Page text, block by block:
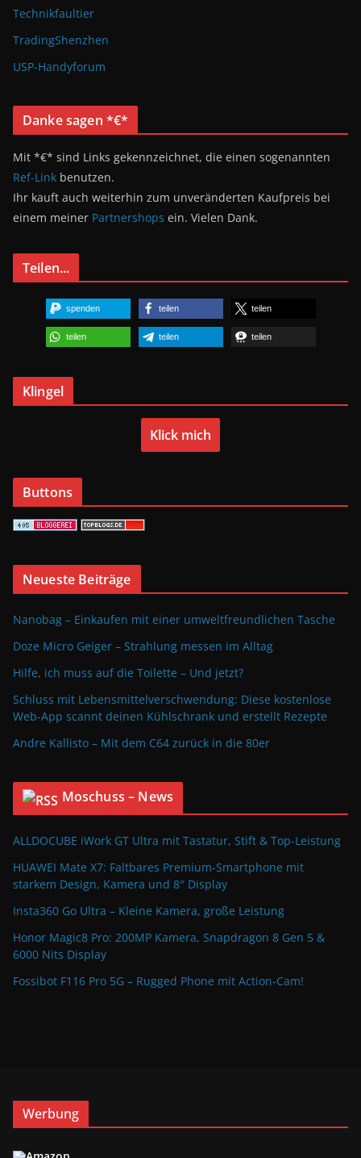
Technikfaultier
TradingShenzhen
USP-Handyforum
Danke sagen *€*
Mit *€* sind Links gekennzeichnet, die einen sogenannten
Ref-Link benutzen.
Ihr kauft auch weiterhin zum unveränderten Kaufpreis bei
einem meiner Partnershops ein. Vielen Dank.
Teilen...
spenden teilen teilen
teilen teilen teilen
Klingel
Klick mich
Buttons
Neueste Beiträge
Nanobag – Einkaufen mit einer umweltfreundlichen Tasche
Doze Micro Geiger – Strahlung messen im Alltag
Hilfe, ich muss auf die Toilette – Und jetzt?
Schluss mit Lebensmittelverschwendung: Diese kostenlose
Web-App scannt deinen Kühlschrank und erstellt Rezepte
Andre Kallisto – Mit dem C64 zurück in die 80er
Moschuss – News
ALLDOCUBE iWork GT Ultra mit Tastatur, Stift & Top-Leistung
HUAWEI Mate X7: Faltbares Premium-Smartphone mit
starkem Design, Kamera und 8″ Display
Insta360 Go Ultra – Kleine Kamera, große Leistung
Honor Magic8 Pro: 200MP Kamera, Snapdragon 8 Gen 5 &
6000 Nits Display
Fossibot F116 Pro 5G – Rugged Phone mit Action-Cam!
Werbung